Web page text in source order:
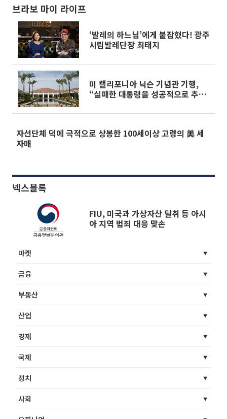
브라보 마이 라이프
‘발레의 하느님’에게 붙잡혔다! 광주
시립발레단장 최태지
미 캘리포니아 닉슨 기념관 기행,
“실패한 대통령을 성공적으로 추억
자선단체 덕에 극적으로 상봉한 100세이상 고령의 美 세
자매
넥스블록
FIU, 미국과 가상자산 탈취 등 아시
아 지역 범죄 대응 맞손
마켓
금융
부동산
산업
경제
국제
정치
사회